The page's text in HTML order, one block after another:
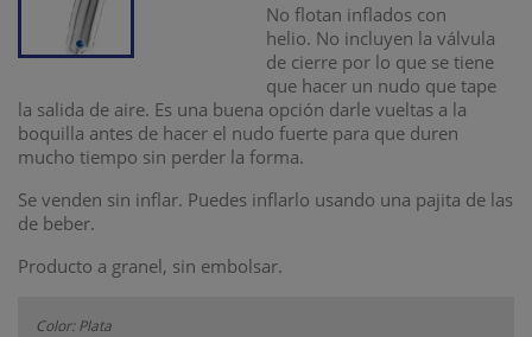
No flotan inflados con
helio. No incluyen la válvula
de cierre por lo que se tiene
que hacer un nudo que tape
la salida de aire. Es una buena opción darle vueltas a la
boquilla antes de hacer el nudo fuerte para que duren
mucho tiempo sin perder la forma.
Se venden sin inflar. Puedes inflarlo usando una pajita de las
de beber.
Producto a granel, sin embolsar.
Color: Plata